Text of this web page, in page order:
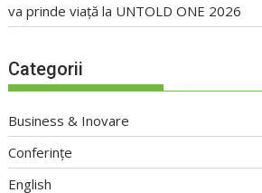
va prinde viață la UNTOLD ONE 2026
Categorii
Business & Inovare
Conferințe
English